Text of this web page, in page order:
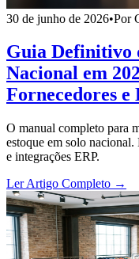
30 de junho de 2026•Por
Guia Definitivo
Nacional em
Fornecedores
O manual completo para
estoque em solo
e integrações ERP.
Ler Artigo Completo →